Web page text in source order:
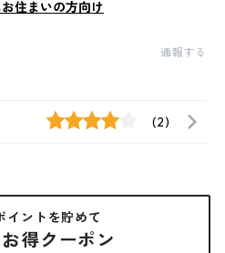
住まいの方向け
通報する
(2)
イントを貯めて
得クーポン